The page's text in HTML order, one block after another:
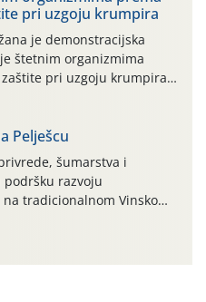
tvrtki: AGROCHEM-MAKS,
[…]
pri uzgoju krumpira
je demonstracijska
štetnim organizmima
pri uzgoju krumpira"
naselja Belica (ARKOD
dio Međimurske županije).
Pelješcu
šumarstva i
razvoju
tradicionalnom Vinskom
godine u Domu vinarske
Pelješcu, u